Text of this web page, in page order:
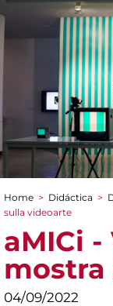
You are here
Home > Didáctica >
sulla videoarte
aMICi
04/09/2022